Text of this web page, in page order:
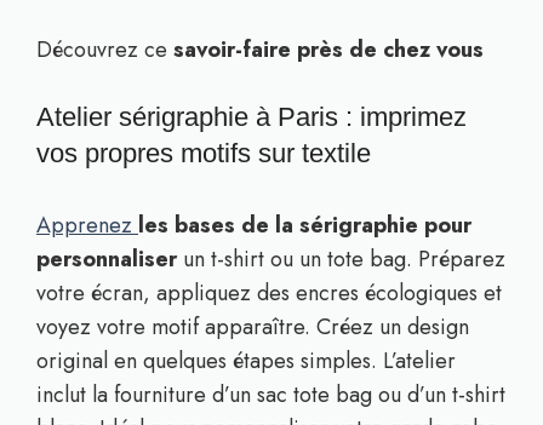
Découvrez ce savoir-faire près de chez vous
Atelier sérigraphie à Paris : imprimez
vos propres motifs sur textile
Apprenez les bases de la sérigraphie pour
personnaliserun t-shirt ou un tote bag. Préparez
votre écran, appliquez des encres écologiques et
voyez votre motif apparaître. Créez un design
original en quelques étapes simples. L’atelier
inclut la fourniture d’un sac tote bag ou d’un t-shirt